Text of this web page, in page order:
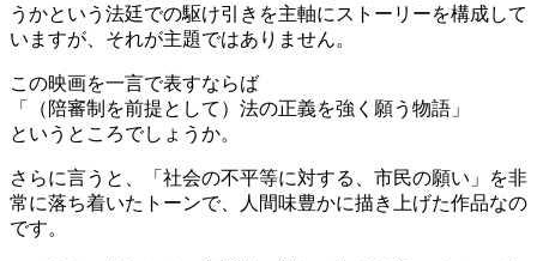
うかという法廷での駆け引きを主軸にストーリーを構成して
いますが、それが主題ではありません。
この映画を一言で表すならば
「（陪審制を前提として）法の正義を強く願う物語」
というところでしょうか。
さらに言うと、「社会の不平等に対する、市民の願い」を非
常に落ち着いたトーンで、人間味豊かに描き上げた作品なの
です。